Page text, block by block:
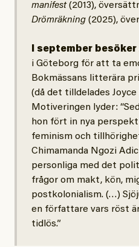
manifest(2013),
Drömräkning (2025),
I september
i Göteborg för att ta
Bokmässans litterära
(då det tilldelades Joyce
Motiveringen lyder:
hon fört in nya
feminism och
Chimamanda Ngozi
personliga med det
frågor om makt, kön,
postkolonialism. (…)
en författare vars röst
tidlös.”